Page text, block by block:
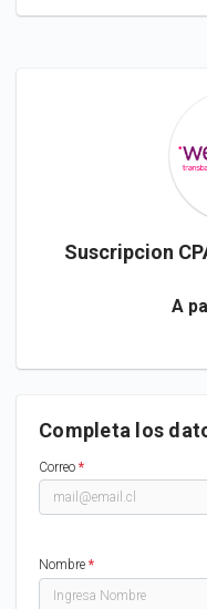
Suscripcion
A
Completa los
Correo *
Nombre *